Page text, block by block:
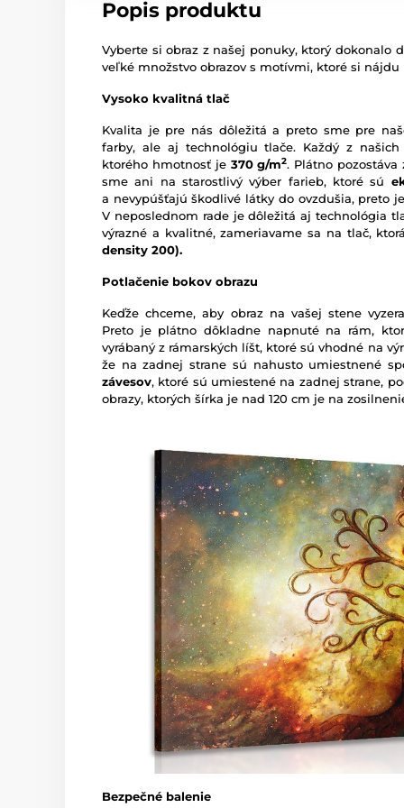
Popis produktu
Vyberte si obraz z našej ponuky, ktorý dokonalo
veľké množstvo obrazov s motívmi, ktoré si
Vysoko kvalitná tlač
Kvalita je pre nás dôležitá a preto sme pre
farby, ale aj technológiu tlače. Každý z
ktorého hmotnosť je 370 g/m2. Plátno pozostáva
sme ani na starostlivý výber farieb, ktoré sú
a nevypúšťajú škodlivé látky do ovzdušia, preto
V neposlednom rade je dôležitá aj technológia
výrazné a kvalitné, zameriavame sa na tlač,
density 200).
Potlačenie bokov obrazu
Keďže chceme, aby obraz na vašej stene
Preto je plátno dôkladne napnuté na rám,
vyrábaný z rámarských líšt, ktoré sú vhodné na
že na zadnej strane sú nahusto umiestnené
závesov, ktoré sú umiestené na zadnej strane,
obrazy, ktorých šírka je nad 120 cm je na
Bezpečné balenie